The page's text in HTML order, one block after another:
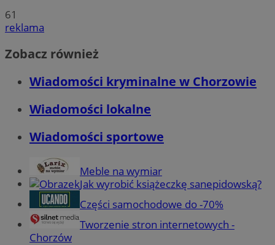
61
reklama
Zobacz również
Wiadomości kryminalne w Chorzowie
Wiadomości lokalne
Wiadomości sportowe
Meble na wymiar
Jak wyrobić książeczkę sanepidowską?
Części samochodowe do -70%
Tworzenie stron internetowych -
Chorzów